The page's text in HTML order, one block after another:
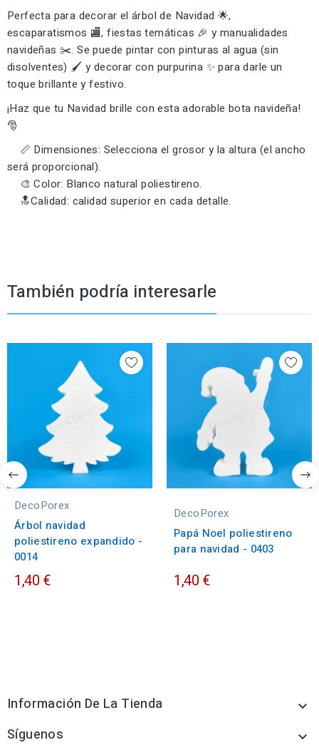
Perfecta para decorar el árbol de Navidad 🌟,
escaparatismos 🏬, fiestas temáticas 🎉 y manualidades
navideñas ✂️. Se puede pintar con pinturas al agua (sin
disolventes) 🖌️ y decorar con purpurina ✨ para darle un
toque brillante y festivo.
¡Haz que tu Navidad brille con esta adorable bota navideña!
🎅
📏 Dimensiones: Selecciona el grosor y la altura (el ancho
será proporcional).
🎨 Color: Blanco natural poliestireno.
🔝Calidad: calidad superior en cada detalle.
También podría interesarle
DecoPorex
Árbol navidad
poliestireno expandido -
0014
1,40 €
DecoPorex
Papá Noel poliestireno
para navidad - 0403
1,40 €
Información De La Tienda 
Síguenos 